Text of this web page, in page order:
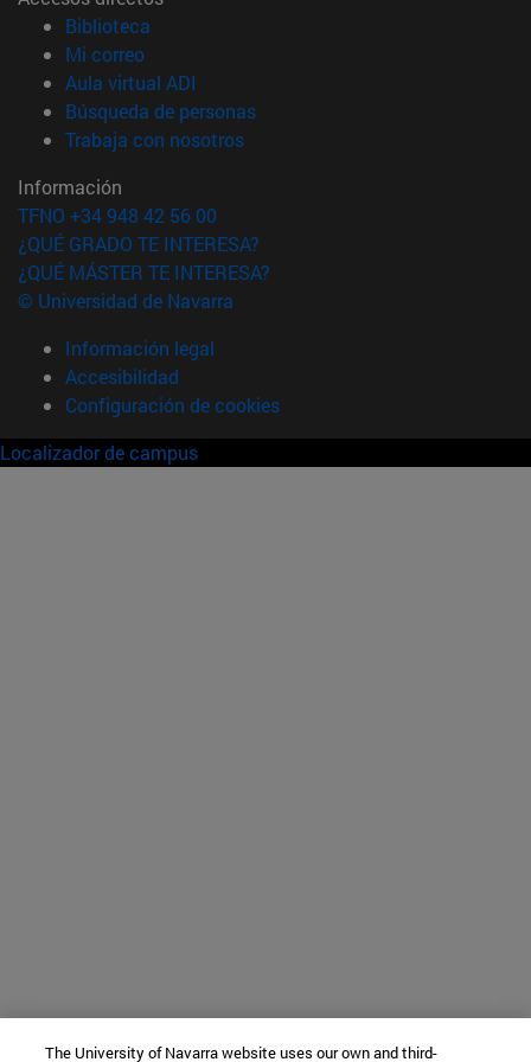
Biblioteca
Mi correo(abre en nueva ventana)
Aula virtual ADI
Búsqueda de personas(abre en nueva ventana)
Trabaja con nosotros(abre en nueva ventana)
Información
TFNO +34 948 42 56 00
¿QUÉ GRADO TE INTERESA?
¿QUÉ MÁSTER TE INTERESA?
© Universidad de Navarra
Información legal
Accesibilidad
Configuración de cookies
Localizador de campus
The University of Navarra website uses our own and third-